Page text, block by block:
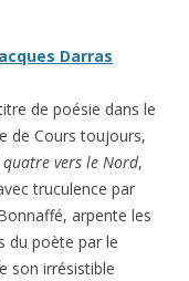
Darras
de poésie dans le
de Cours toujours,
vers le Nord,
truculence par
arpente les
du poète par le
son irrésistible